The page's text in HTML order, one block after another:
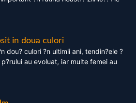
in doua culori
dou? culori ?n ultimii ani, tendin?ele ?
au evoluat, iar multe femei au